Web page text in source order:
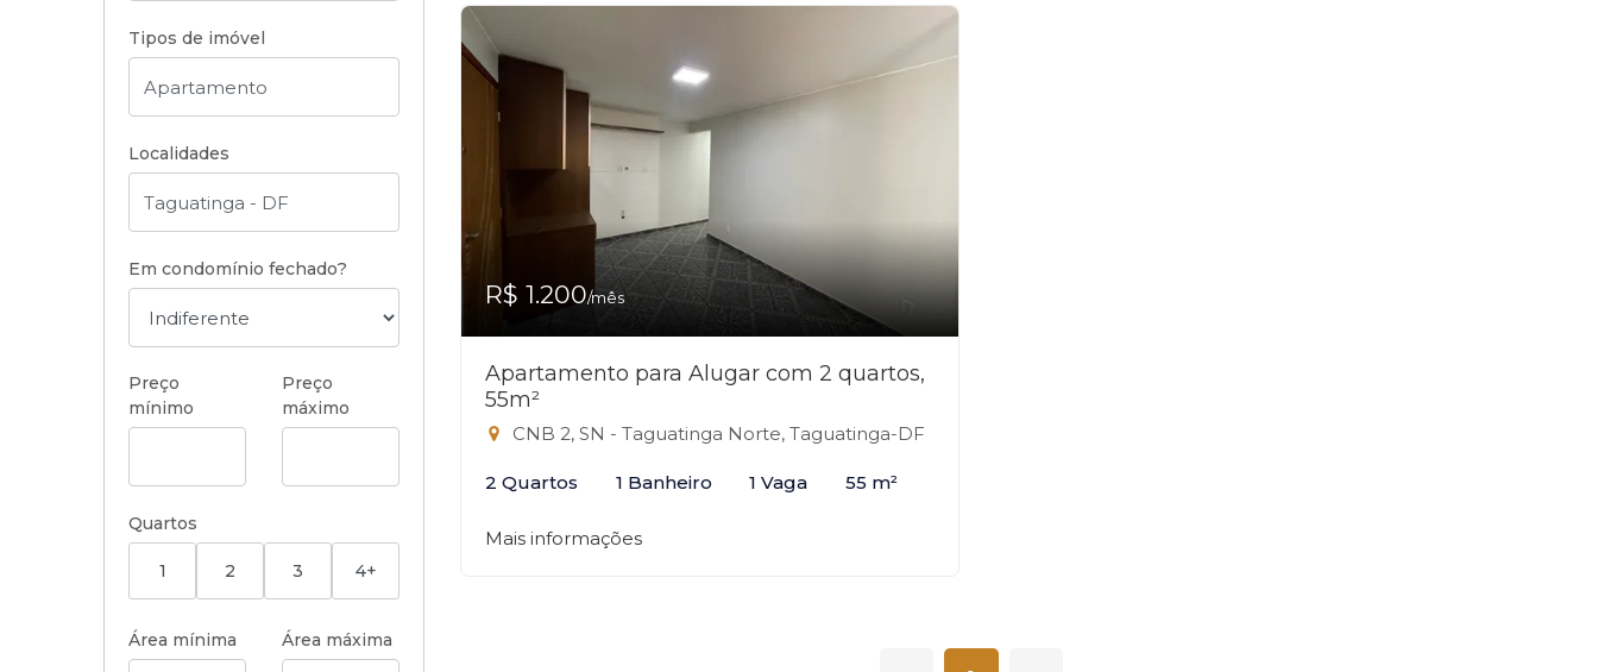
Tipos de imóvel
Localidades
Em condomínio fechado?
Preço
mínimo
Preço
máximo
Quartos
1 2 3 4+
Área mínima Área máxima
R$ 1.200/mês
Apartamento para Alugar com 2 quartos,
55m²
CNB 2, SN - Taguatinga Norte, Taguatinga-DF
2 Quartos 1 Banheiro 1 Vaga 55 m²
Mais informações